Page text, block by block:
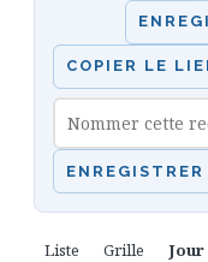
COPIER LE
ENREGISTRER
Liste Grille Jour